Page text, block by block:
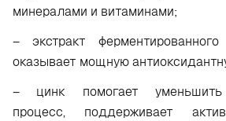
минералами и витаминами;
– экстракт
оказывает мощную
– цинк помогает уменьшить
процесс, поддерживает